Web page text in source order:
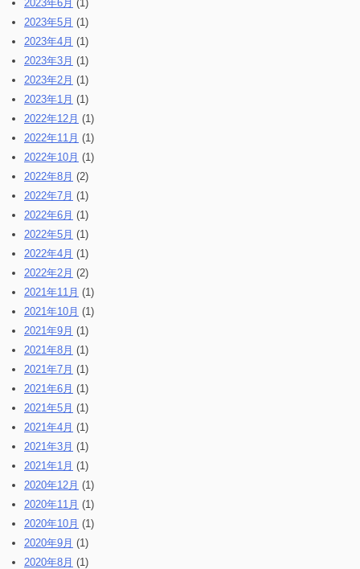
2023年6月 (1)
2023年5月 (1)
2023年4月 (1)
2023年3月 (1)
2023年2月 (1)
2023年1月 (1)
2022年12月 (1)
2022年11月 (1)
2022年10月 (1)
2022年8月 (2)
2022年7月 (1)
2022年6月 (1)
2022年5月 (1)
2022年4月 (1)
2022年2月 (2)
2021年11月 (1)
2021年10月 (1)
2021年9月 (1)
2021年8月 (1)
2021年7月 (1)
2021年6月 (1)
2021年5月 (1)
2021年4月 (1)
2021年3月 (1)
2021年1月 (1)
2020年12月 (1)
2020年11月 (1)
2020年10月 (1)
2020年9月 (1)
2020年8月 (1)